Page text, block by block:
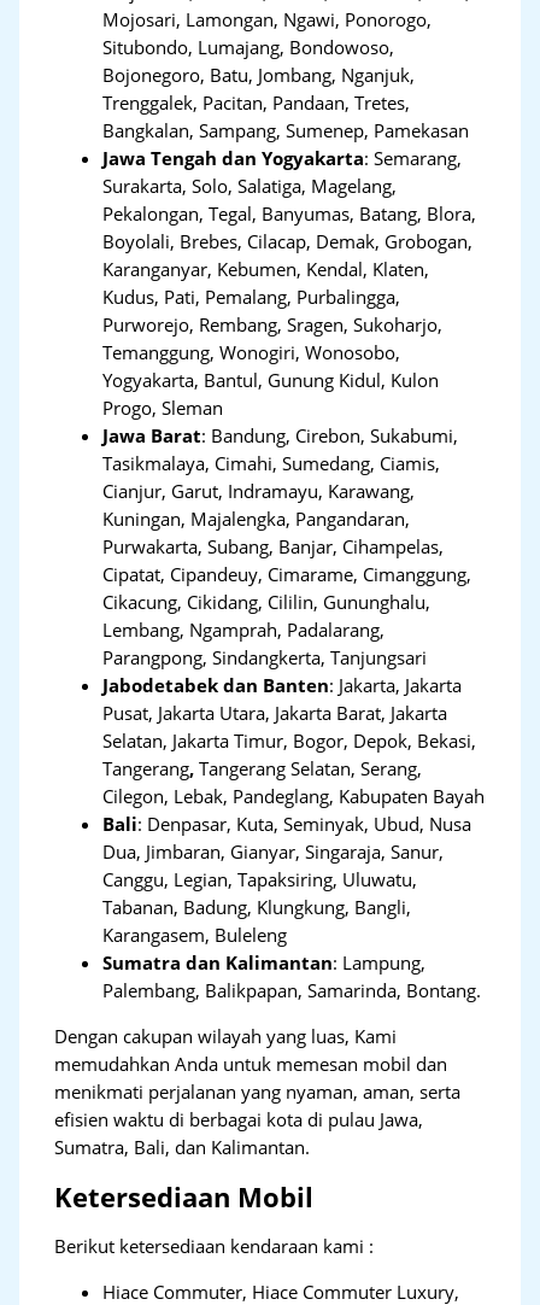
Mojosari, Lamongan, Ngawi, Ponorogo,
Situbondo, Lumajang, Bondowoso,
Bojonegoro, Batu, Jombang, Nganjuk,
Trenggalek, Pacitan, Pandaan, Tretes,
Bangkalan, Sampang, Sumenep, Pamekasan
Jawa Tengah dan Yogyakarta:Semarang,
Surakarta, Solo, Salatiga, Magelang,
Pekalongan, Tegal, Banyumas, Batang, Blora,
Boyolali, Brebes, Cilacap, Demak, Grobogan,
Karanganyar, Kebumen, Kendal, Klaten,
Kudus, Pati, Pemalang, Purbalingga,
Purworejo, Rembang, Sragen, Sukoharjo,
Temanggung, Wonogiri, Wonosobo,
Yogyakarta, Bantul, Gunung Kidul, Kulon
Progo, Sleman
Jawa Barat: Bandung, Cirebon, Sukabumi,
Tasikmalaya, Cimahi, Sumedang, Ciamis,
Cianjur, Garut, Indramayu, Karawang,
Kuningan, Majalengka, Pangandaran,
Purwakarta, Subang, Banjar, Cihampelas,
Cipatat, Cipandeuy, Cimarame, Cimanggung,
Cikacung, Cikidang, Cililin, Gununghalu,
Lembang, Ngamprah, Padalarang,
Parangpong, Sindangkerta, Tanjungsari
Jabodetabek dan Banten: Jakarta, Jakarta
Pusat, Jakarta Utara, Jakarta Barat, Jakarta
Selatan, Jakarta Timur, Bogor, Depok, Bekasi,
Tangerang,Tangerang Selatan, Serang,
Cilegon, Lebak, Pandeglang, Kabupaten Bayah
Bali: Denpasar, Kuta, Seminyak, Ubud, Nusa
Dua, Jimbaran, Gianyar, Singaraja, Sanur,
Canggu, Legian, Tapaksiring, Uluwatu,
Tabanan, Badung, Klungkung, Bangli,
Karangasem, Buleleng
Sumatra dan Kalimantan: Lampung,
Palembang, Balikpapan, Samarinda, Bontang.
Dengan cakupan wilayah yang luas, Kami
memudahkan Anda untuk memesan mobil dan
menikmati perjalanan yang nyaman, aman, serta
efisien waktu di berbagai kota di pulau Jawa,
Sumatra, Bali, dan Kalimantan.
Ketersediaan Mobil
Berikut ketersediaan kendaraan kami :
Hiace Commuter, Hiace Commuter Luxury,